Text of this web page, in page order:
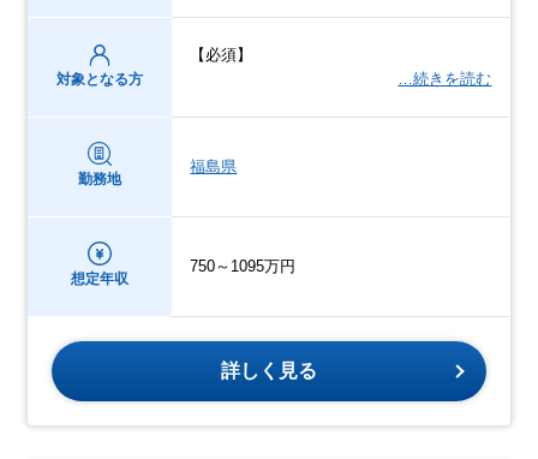
対象となる方
【必須】
…続きを読む
勤務地
福島県
想定年収
750～1095万円
詳しく見る